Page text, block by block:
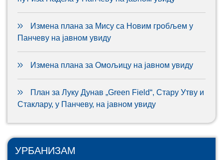
Измена плана за Мису са Новим гробљем у
Панчеву на јавном увиду
Измена плана за Омољицу на јавном увиду
План за Луку Дунав „Green Field“, Стару Утву и
Стаклару, у Панчеву, на јавном увиду
УРБАНИЗАМ